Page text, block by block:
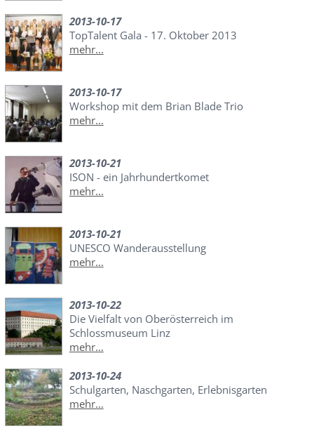
2013-10-17
TopTalent Gala - 17. Oktober 2013
mehr...
2013-10-17
Workshop mit dem Brian Blade Trio
mehr...
2013-10-21
ISON - ein Jahrhundertkomet
mehr...
2013-10-21
UNESCO Wanderausstellung
mehr...
2013-10-22
Die Vielfalt von Oberösterreich im
Schlossmuseum Linz
mehr...
2013-10-24
Schulgarten, Naschgarten, Erlebnisgarten
mehr...